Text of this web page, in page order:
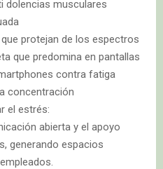
dolencias musculares
protejan de los espectros
que predomina en pantallas
contra fatiga
concentración
el estrés:
abierta y el apoyo
generando espacios